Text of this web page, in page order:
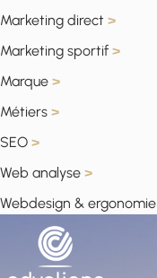
Marketing direct >
Marketing sportif >
Marque >
Métiers >
SEO >
Web analyse >
Webdesign & ergonomie